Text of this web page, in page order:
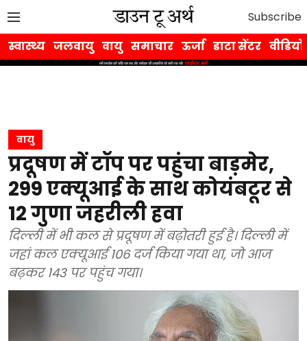
Subscribe
स्वास्थ्य जलवायु वायु समाचार ऊर्जा डाटा सेंटर वीडियो
वायु
प्रदूषण में टॉप पर पहुंचा बाड़मेर,
299 एक्यूआई के साथ कोयंबटूर से
12 गुणा जहरीली हवा
दिल्ली में भी कल से प्रदूषण में बढ़ोतरी हुई है। दिल्ली में
जहां कल एक्यूआई 106 दर्ज किया गया था, जो आज
बढ़कर 143 पर पहुंच गया।